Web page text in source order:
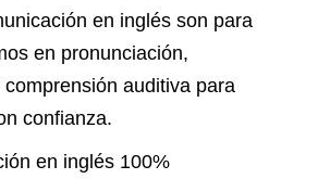
en inglés son para
en pronunciación,
auditiva para
confianza.
en inglés 100%